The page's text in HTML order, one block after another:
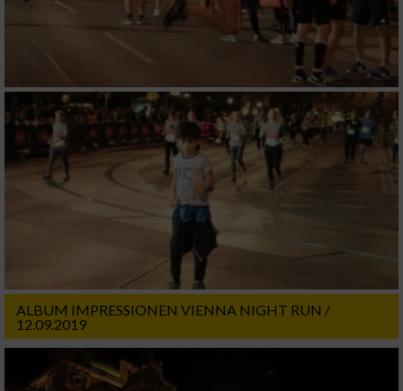
ALBUM IMPRESSIONEN VIENNA NIGHT RUN /
12.09.2019